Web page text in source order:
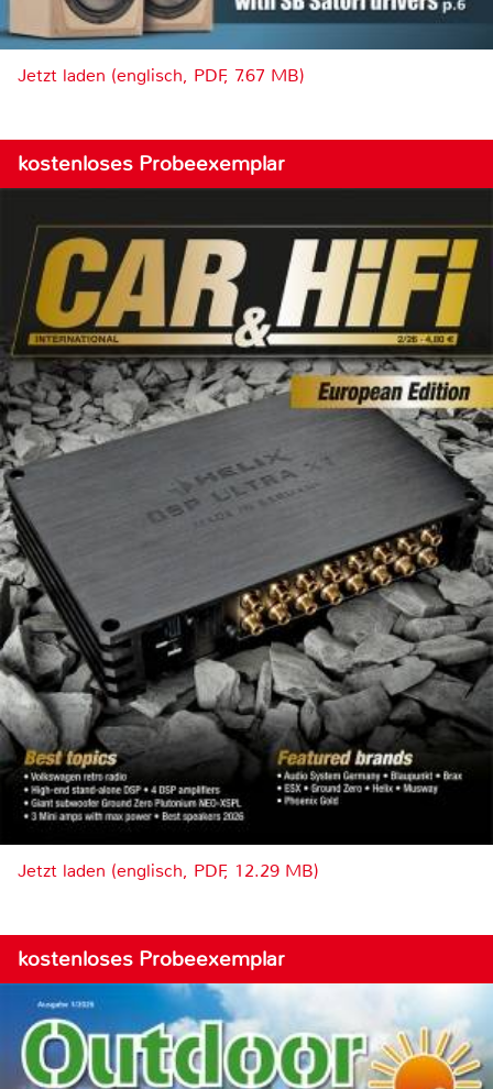
Jetzt laden (englisch, PDF, 7.67 MB)
kostenloses Probeexemplar
Jetzt laden (englisch, PDF, 12.29 MB)
kostenloses Probeexemplar